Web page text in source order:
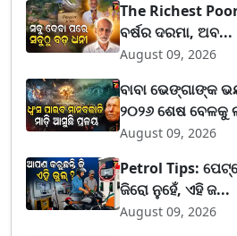
The Richest
ବର୍ଷର ଦରମା, ଅବ...
August 09, 2026
ବାବା ଭେଙ୍ଗାଙ୍କ
୨୦୨୬ ଶେଷ ବେଳକୁ
August 09, 2026
Petrol Tips:
ଜିରୋ ନୁହେଁ, ଏହି ଜ...
August 09, 2026